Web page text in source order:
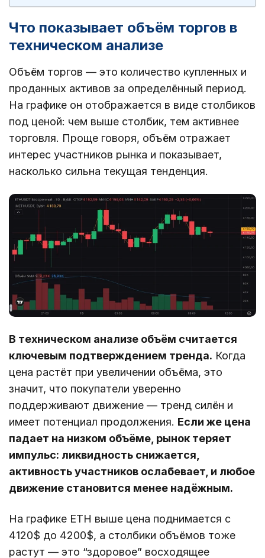
Что показывает объём торгов в
техническом анализе
Объём торгов — это количество купленных и
проданных активов за определённый период.
На графике он отображается в виде столбиков
под ценой: чем выше столбик, тем активнее
торговля. Проще говоря, объём отражает
интерес участников рынка и показывает,
насколько сильна текущая тенденция.
В техническом анализе объём считается
ключевым подтверждением тренда. Когда
цена растёт при увеличении объёма, это
значит, что покупатели уверенно
поддерживают движение — тренд силён и
имеет потенциал продолжения. Если же цена
падает на низком объёме, рынок теряет
импульс: ликвидность снижается,
активность участников ослабевает, и любое
движение становится менее надёжным.
На графике ETH выше цена поднимается с
4120$ до 4200$, а столбики объёмов тоже
растут — это “здоровое” восходящее